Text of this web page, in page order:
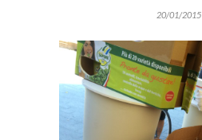
20/01/2015